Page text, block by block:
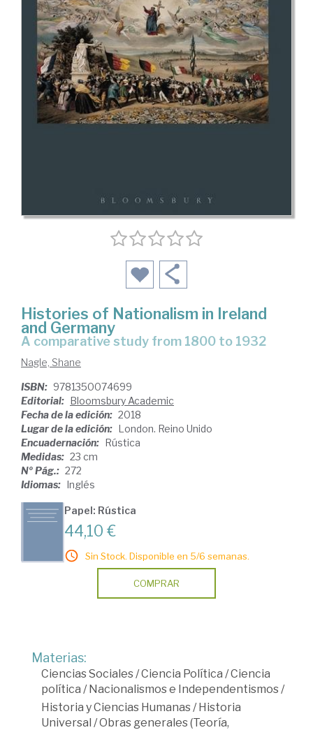
Histories of Nationalism in Ireland
and Germany
a comparative study from 1800 to 1932
Nagle, Shane
ISBN: 9781350074699
Editorial: Bloomsbury Academic
Fecha de la edición: 2018
Lugar de la edición: London. Reino Unido
Encuadernación: Rústica
Medidas: 23 cm
Nº Pág.: 272
Idiomas: Inglés
Papel: Rústica
44,10 €
Sin Stock. Disponible en 5/6 semanas.
COMPRAR
Materias:
Ciencias Sociales/Ciencia Política /Ciencia
política /Nacionalismos e Independentismos/
Historia y Ciencias Humanas/Historia
Universal /Obras generales (Teoría,